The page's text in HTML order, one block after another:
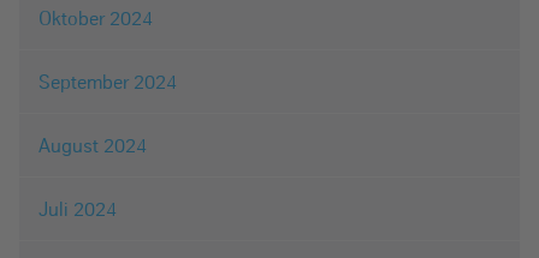
Oktober 2024
September 2024
August 2024
Juli 2024